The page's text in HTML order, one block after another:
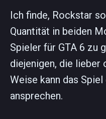
Ich finde, Rockstar
Quantität in beiden
Spieler für GTA 6 zu
diejenigen, die lieber
Weise kann das
ansprechen.